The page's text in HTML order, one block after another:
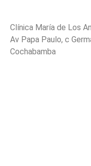
Clínica María de Los
Av Papa Paulo, c
Cochabamba